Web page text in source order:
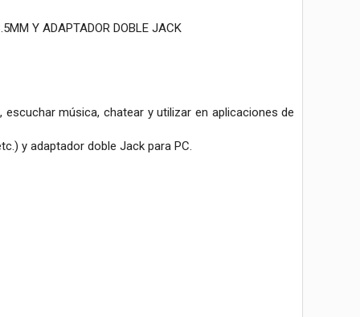
Y ADAPTADOR DOBLE JACK
música, chatear y utilizar en aplicaciones de
y adaptador doble Jack para PC.